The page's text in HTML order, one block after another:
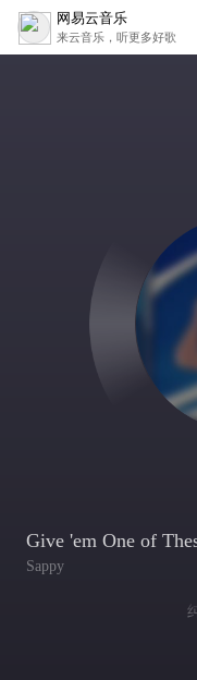
网易云音乐
来云音乐，听更多好歌
Give 'em One of
Sappy